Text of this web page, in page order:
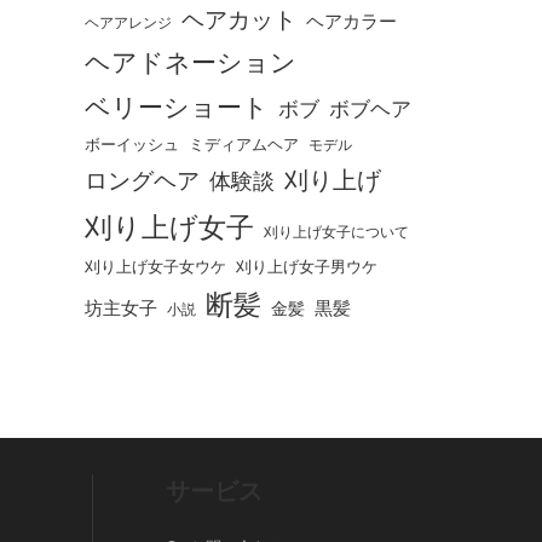
ヘアアレンジ ヘアカット ヘアカラー
ヘアドネーション
ベリーショート
ボブ ボブヘア
ボーイッシュ ミディアムヘア モデル
ロングヘア 体験談 刈り上げ
刈り上げ女子 刈り上げ女子について
刈り上げ女子女ウケ 刈り上げ女子男ウケ
坊主女子 小説 断髪 金髪 黒髪